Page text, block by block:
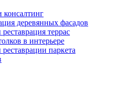
консалтинг
деревянных фасадов
террас
в интерьере
паркета